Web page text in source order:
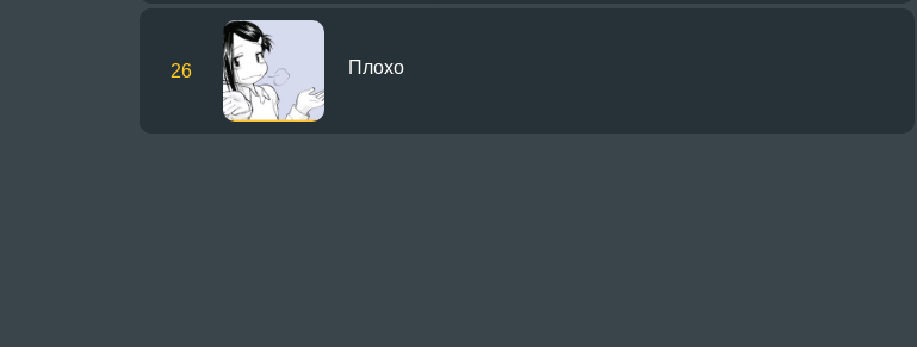
26 Плохо